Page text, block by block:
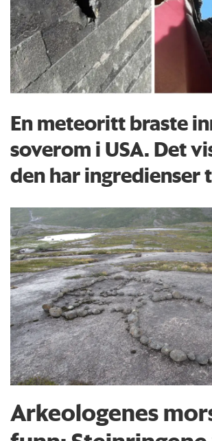
En meteoritt braste
soverom i USA. Det
den har ingredienser
Arkeologenes